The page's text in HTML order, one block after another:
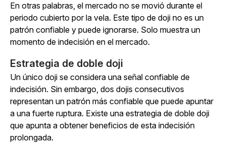
En otras palabras, el mercado no se movió durante el
periodo cubierto por la vela. Este tipo de doji no es un
patrón confiable y puede ignorarse. Solo muestra un
momento de indecisión en el mercado.
Estrategia de doble doji
Un único doji se considera una señal confiable de
indecisión. Sin embargo, dos dojis consecutivos
representan un patrón más confiable que puede apuntar
a una fuerte ruptura. Existe una estrategia de doble doji
que apunta a obtener beneficios de esta indecisión
prolongada.